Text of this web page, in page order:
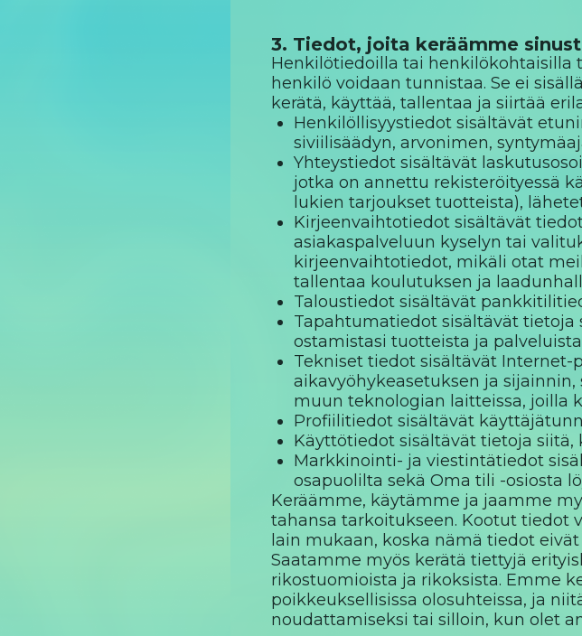
3. Tiedot, joita keräämme
Henkilötiedoilla tai henkilökohtaisilla
henkilö voidaan tunnistaa. Se ei
kerätä, käyttää, tallentaa ja siirtää
Henkilöllisyystiedot sisältävät
siviilisäädyn, arvonimen,
Yhteystiedot sisältävät
jotka on annettu rekisteröityessä
lukien tarjoukset tuotteista),
Kirjeenvaihtotiedot sisältävät
asiakaspalveluun kyselyn tai
kirjeenvaihtotiedot, mikäli otat
tallentaa koulutuksen ja
Taloustiedot sisältävät
Tapahtumatiedot sisältävät
ostamistasi tuotteista ja
Tekniset tiedot sisältävät Internet-
aikavyöhykeasetuksen ja
muun teknologian laitteissa, joilla
Profiilitiedot sisältävät
Käyttötiedot sisältävät tietoja
Markkinointi- ja viestintätiedot
osapuolilta sekä Oma tili -osiosta
Keräämme, käytämme ja jaamme
tahansa tarkoitukseen. Kootut tiedot
lain mukaan, koska nämä tiedot
Saatamme myös kerätä tiettyjä
rikostuomioista ja rikoksista. Emme
poikkeuksellisissa olosuhteissa, ja
noudattamiseksi tai silloin, kun olet